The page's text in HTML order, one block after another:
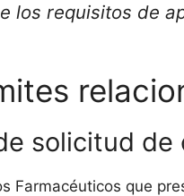
los requisitos de
solicitud de
Farmacéuticos que